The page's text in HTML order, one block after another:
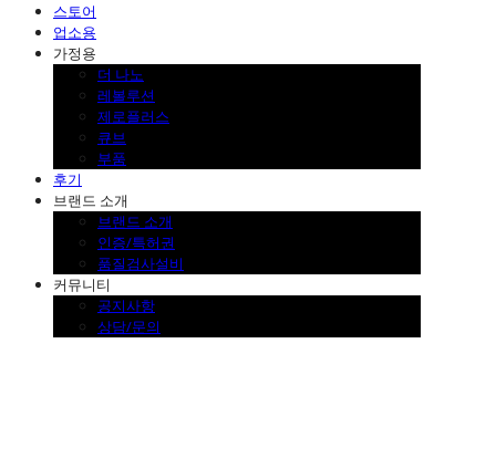
스토어
업소용
가정용
더 나노
레볼루션
제로플러스
큐브
부품
후기
브랜드 소개
브랜드 소개
인증/특허권
품질검사설비
커뮤니티
공지사항
상담/문의